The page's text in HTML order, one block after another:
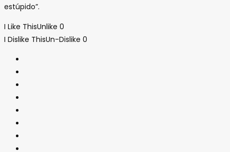
estúpido”.
I Like ThisUnlike 0
I Dislike ThisUn-Dislike 0